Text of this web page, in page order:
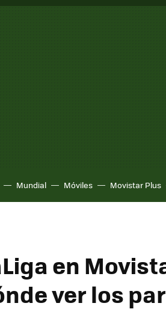
Mundial Móviles Movistar Plus
en
ver los